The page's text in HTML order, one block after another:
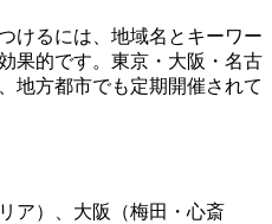
けるには、地域名とキーワー
果的です。東京・大阪・名古
地方都市でも定期開催されて
ア）、大阪（梅田・心斎